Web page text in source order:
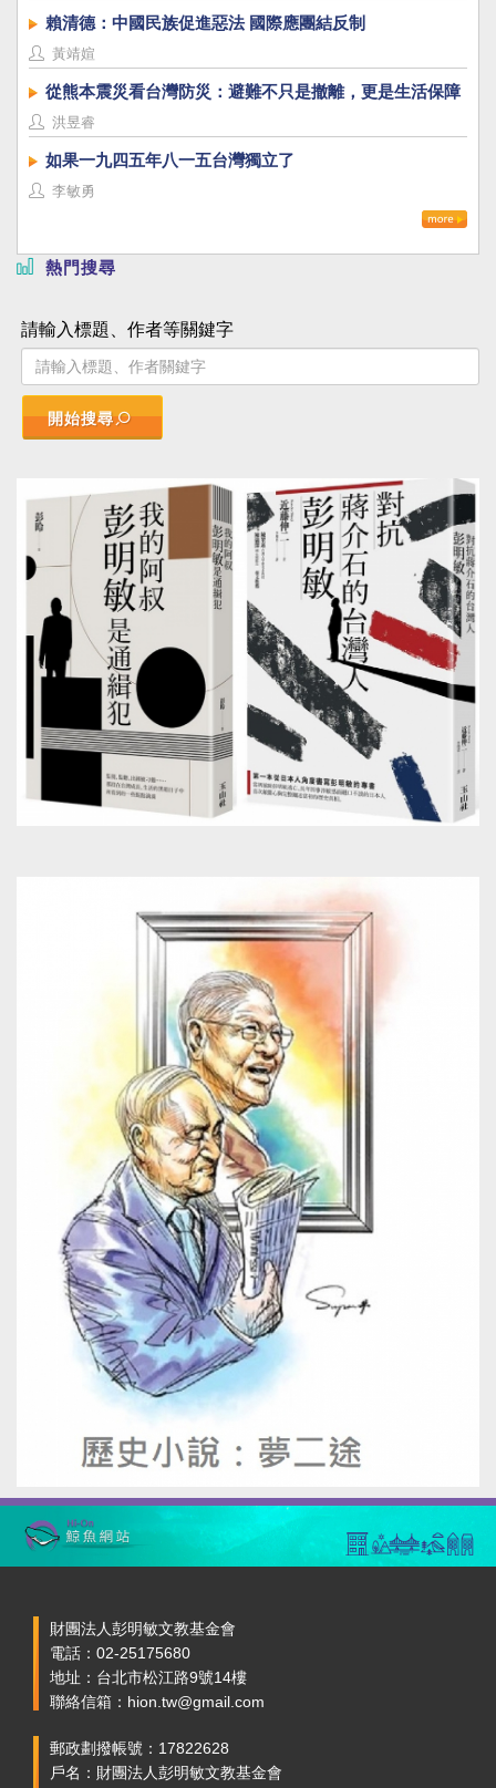
賴清德：中國民族促進惡法 國際應團結反制
黃靖媗
從熊本震災看台灣防災：避難不只是撤離，更是生活保障
洪昱睿
如果一九四五年八一五台灣獨立了
李敏勇
熱門搜尋
請輸入標題、作者等關鍵字
開始搜尋
財團法人彭明敏文教基金會
電話：02-25175680
地址：台北市松江路9號14樓
聯絡信箱：hion.tw@gmail.com
郵政劃撥帳號：17822628
戶名：財團法人彭明敏文教基金會